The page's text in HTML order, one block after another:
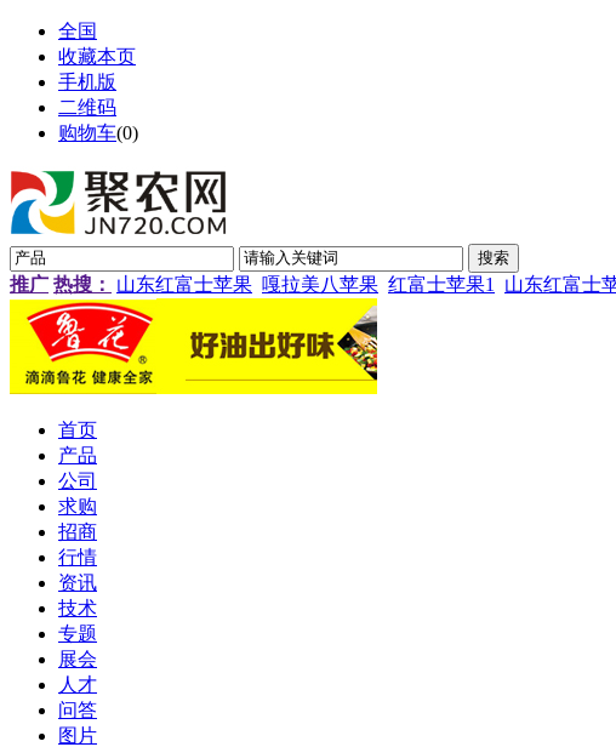
全国
收藏本页
手机版
二维码
购物车(0)
推广 热搜： 山东红富士苹果 嘎拉美八苹果 红富士苹果1 山东红富士
首页
产品
公司
求购
招商
行情
资讯
技术
专题
展会
人才
问答
图片